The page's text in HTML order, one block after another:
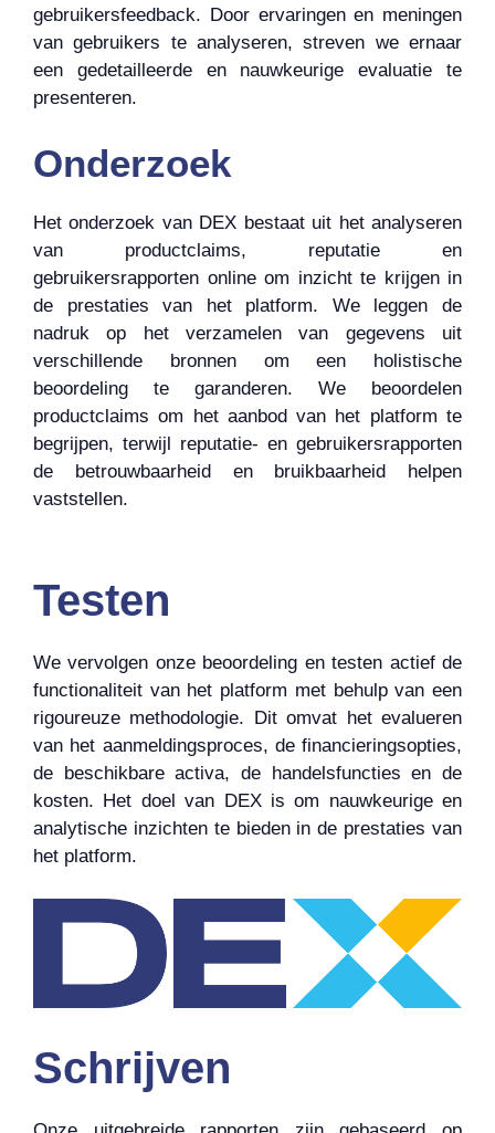
gebruikersfeedback. Door ervaringen en meningen
van gebruikers te analyseren, streven we ernaar
een gedetailleerde en nauwkeurige evaluatie te
presenteren.
Onderzoek
Het onderzoek van DEX bestaat uit het analyseren
van productclaims, reputatie en
gebruikersrapporten online om inzicht te krijgen in
de prestaties van het platform. We leggen de
nadruk op het verzamelen van gegevens uit
verschillende bronnen om een ​​holistische
beoordeling te garanderen. We beoordelen
productclaims om het aanbod van het platform te
begrijpen, terwijl reputatie- en gebruikersrapporten
de betrouwbaarheid en bruikbaarheid helpen
vaststellen.
Testen
We vervolgen onze beoordeling en testen actief de
functionaliteit van het platform met behulp van een
rigoureuze methodologie. Dit omvat het evalueren
van het aanmeldingsproces, de financieringsopties,
de beschikbare activa, de handelsfuncties en de
kosten. Het doel van DEX is om nauwkeurige en
analytische inzichten te bieden in de prestaties van
het platform.
Schrijven